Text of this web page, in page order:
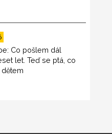
Co pošlem dál
let. Teď se ptá, co